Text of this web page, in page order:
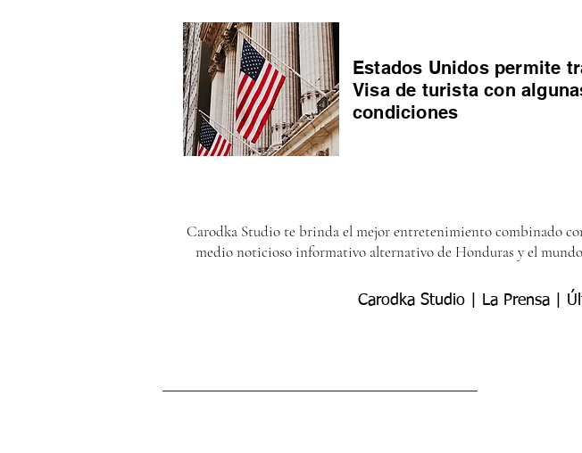
Estados Unidos permite
Visa de turista con
condiciones
Carodka Studio te brinda el mejor entretenimiento combinado
medio noticioso informativo alternativo de Honduras y el
Carodka Studio | La Prensa |